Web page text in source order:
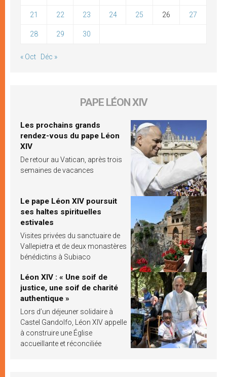
21 22 23 24 25 26 27
28 29 30
« Oct Déc »
PAPE LÉON XIV
Les prochains grands
rendez-vous du pape Léon
XIV
De retour au Vatican, après trois
semaines de vacances
Le pape Léon XIV poursuit
ses haltes spirituelles
estivales
Visites privées du sanctuaire de
Vallepietra et de deux monastères
bénédictins à Subiaco
Léon XIV : « Une soif de
justice, une soif de charité
authentique »
Lors d’un déjeuner solidaire à
Castel Gandolfo, Léon XIV appelle
à construire une Église
accueillante et réconciliée